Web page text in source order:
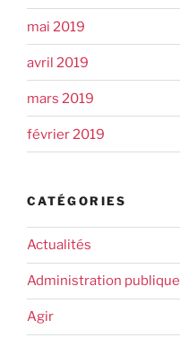
mai 2019
avril 2019
mars 2019
février 2019
CATÉGORIES
Actualités
Administration publique
Agir